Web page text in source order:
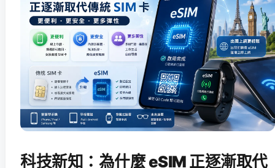
科技新知：為什麼 eSIM 正逐漸取代